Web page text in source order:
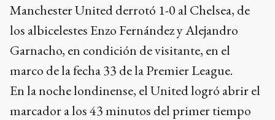
Manchester United derrotó 1-0 al Chelsea, de
los albicelestes Enzo Fernández y Alejandro
Garnacho, en condición de visitante, en el
marco de la fecha 33 de la Premier League.
En la noche londinense, el United logró abrir el
marcador a los 43 minutos del primer tiempo